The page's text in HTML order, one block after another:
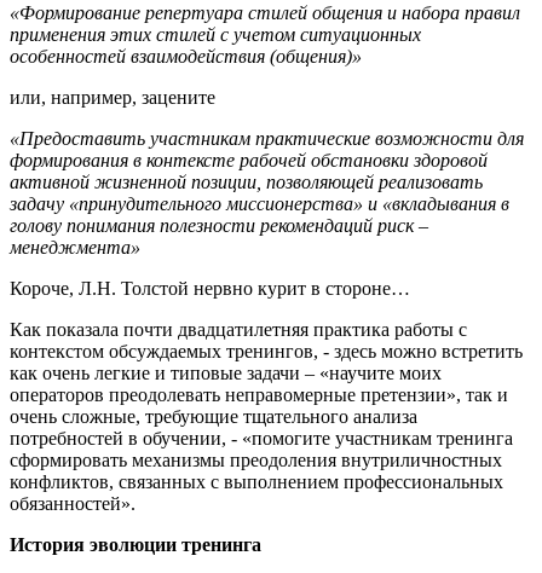
«Формирование репертуара стилей общения и набора правил
применения этих стилей с учетом ситуационных
особенностей взаимодействия (общения)»
или, например, зацените
«Предоставить участникам практические возможности для
формирования в контексте рабочей обстановки здоровой
активной жизненной позиции, позволяющей реализовать
задачу «принудительного миссионерства» и «вкладывания в
голову понимания полезности рекомендаций риск –
менеджмента»
Короче, Л.Н. Толстой нервно курит в стороне…
Как показала почти двадцатилетняя практика работы с
контекстом обсуждаемых тренингов, - здесь можно встретить
как очень легкие и типовые задачи – «научите моих
операторов преодолевать неправомерные претензии», так и
очень сложные, требующие тщательного анализа
потребностей в обучении, - «помогите участникам тренинга
сформировать механизмы преодоления внутриличностных
конфликтов, связанных с выполнением профессиональных
обязанностей».
История эволюции тренинга